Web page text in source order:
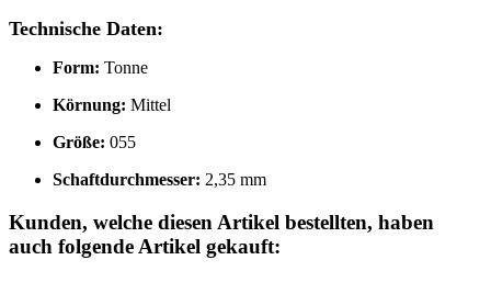
Technische Daten:
Form: Tonne
Körnung: Mittel
Größe: 055
Schaftdurchmesser: 2,35 mm
Kunden, welche diesen Artikel bestellten, haben
auch folgende Artikel gekauft: